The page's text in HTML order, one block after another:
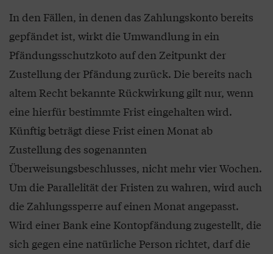
In den Fällen, in denen das Zahlungskonto bereits
gepfändet ist, wirkt die Umwandlung in ein
Pfändungsschutzkoto auf den Zeitpunkt der
Zustellung der Pfändung zurück. Die bereits nach
altem Recht bekannte Rückwirkung gilt nur, wenn
eine hierfür bestimmte Frist eingehalten wird.
Künftig beträgt diese Frist einen Monat ab
Zustellung des sogenannten
Überweisungsbeschlusses, nicht mehr vier Wochen.
Um die Parallelität der Fristen zu wahren, wird auch
die Zahlungssperre auf einen Monat angepasst.
Wird einer Bank eine Kontopfändung zugestellt, die
sich gegen eine natürliche Person richtet, darf die